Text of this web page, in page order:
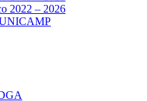
2022 – 2026
UNICAMP